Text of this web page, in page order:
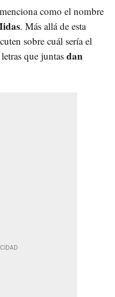
como el nombre
. Más allá de esta
sobre cuál sería el
que juntas dan